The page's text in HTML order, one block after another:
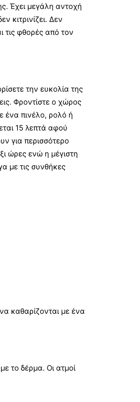
Έχει μεγάλη αντοχή
κιτρινίζει. Δεν
τις φθορές από τον
την ευκολία της
Φροντίστε ο χώρος
ένα πινέλο, ρολό ή
15 λεπτά αφού
για περισσότερο
ώρες ενώ η μέγιστη
με τις συνθήκες
καθαρίζονται με ένα
το δέρμα. Οι ατμοί